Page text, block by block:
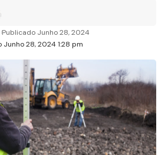
28, 2024 1:28 pm
Publicado Junho 28, 2024